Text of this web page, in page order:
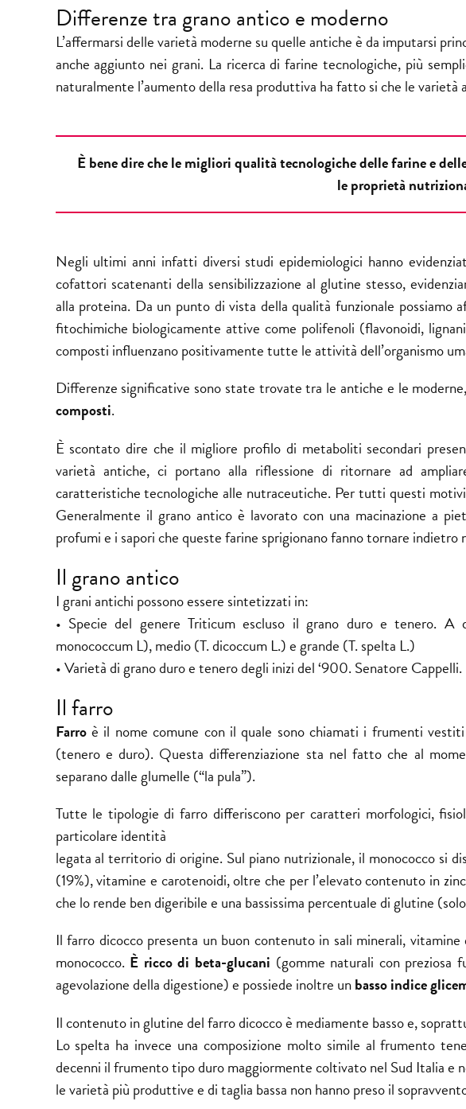
Differenze tra grano antico e moderno
L’affermarsi delle varietà moderne su quelle antiche è da imputarsi
anche aggiunto nei grani. La ricerca di farine tecnologiche, più
naturalmente l’aumento della resa produttiva ha fatto si che le
È bene dire che le migliori qualità tecnologiche delle farine e
le proprietà
Negli ultimi anni infatti diversi studi epidemiologici hanno
cofattori scatenanti della sensibilizzazione al glutine stesso,
alla proteina. Da un punto di vista della qualità funzionale possiamo
fitochimiche biologicamente attive come polifenoli (flavonoidi,
composti influenzano positivamente tutte le attività dell’organismo
Differenze significative sono state trovate tra le antiche e le
composti.
È scontato dire che il migliore profilo di metaboliti secondari
varietà antiche, ci portano alla riflessione di ritornare ad
caratteristiche tecnologiche alle nutraceutiche. Per tutti questi
Generalmente il grano antico è lavorato con una macinazione a
profumi e i sapori che queste farine sprigionano fanno tornare indietro
Il grano antico
I grani antichi possono essere sintetizzati in:
• Specie del genereTriticum escluso il grano duro e tenero. A
monococcum L), medio (T. dicoccum L.) e grande (T. spelta L.)
• Varietà di grano duro e tenero degli inizi del ‘900. Senatore Cappelli.
Il farro
Farroè il nome comune con il quale sono chiamati i frumenti
(tenero e duro). Questa differenziazione sta nel fatto che al
separano dalle glumelle (“la pula”).
Tutte le tipologie di farro differiscono per caratteri morfologici,
particolare identità
legata al territorio di origine. Sul piano nutrizionale, il monococco si
(19%), vitamine e carotenoidi, oltre che per l’elevato contenuto in
che lo rende ben digeribile e una bassissima percentuale di glutine
Il farro dicocco presenta un buon contenuto in sali minerali,
monococco. È ricco di beta-glucani (gomme naturali con preziosa
agevolazione della digestione) e possiede inoltre unbasso indice
Il contenuto in glutine del farro dicocco è mediamente basso e,
Lo spelta ha invece una composizione molto simile al frumento
decenni il frumento tipo duro maggiormente coltivato nel Sud Italia e
le varietà più produttive e di taglia bassa non hanno preso il